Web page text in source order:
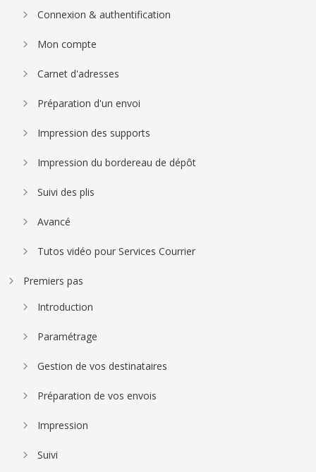
Connexion & authentification
Mon compte
Carnet d'adresses
Préparation d'un envoi
Impression des supports
Impression du bordereau de dépôt
Suivi des plis
Avancé
Tutos vidéo pour Services Courrier
Premiers pas
Introduction
Paramétrage
Gestion de vos destinataires
Préparation de vos envois
Impression
Suivi